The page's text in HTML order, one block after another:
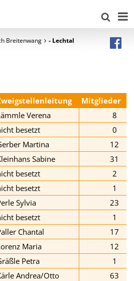
Breitenwang - Lechtal
Mitglieder
Verena
8
besetzt
0
Martina
12
Sabine
31
besetzt
2
besetzt
1
Sylvia
23
besetzt
1
Chantal
17
Maria
12
Petra
1
Andrea/Otto
63